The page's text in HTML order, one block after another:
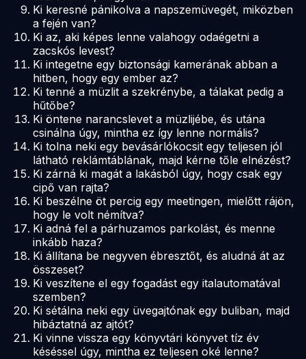
Ki keresné pánikolva a napszemüvegét, miközben
a fején van?
Ki az, aki képes lenne valahogy odaégetni a
zacskós levest?
Ki integetne egy biztonsági kamerának abban a
hitben, hogy egy ember az?
Ki tenné a müzlit a szekrénybe, a tálakat pedig a
hűtőbe?
Ki öntene narancslevet a müzlijébe, és utána
csinálna úgy, mintha ez így lenne normális?
Ki tolna neki egy bevásárlókocsit egy teljesen jól
látható reklámtáblának, majd kérne tőle elnézést?
Ki zárná ki magát a lakásból úgy, hogy csak egy
cipő van rajta?
Ki beszélne öt percig egy meetingen, mielőtt rájön,
hogy le volt némítva?
Ki adná fel a párhuzamos parkolást, és menne
inkább haza?
Ki állítana be negyven ébresztőt, és aludná át az
összeset?
Ki veszítene el egy fogadást egy italautomatával
szemben?
Ki sétálna neki egy üvegajtónak egy buliban, majd
hibáztatná az ajtót?
Ki vinne vissza egy könyvtári könyvet tíz év
késéssel úgy, mintha ez teljesen oké lenne?